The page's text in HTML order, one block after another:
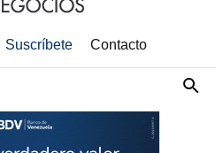
Suscríbete Contacto